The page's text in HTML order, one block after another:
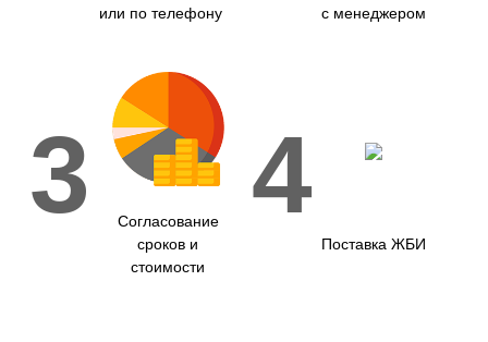
или по телефону
с менеджером
3
Согласование
сроков и
стоимости
4
Поставка ЖБИ